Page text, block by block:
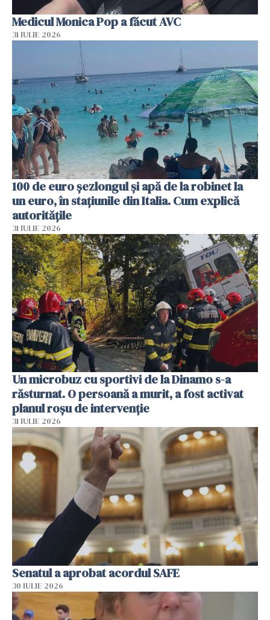
Medicul Monica Pop a făcut AVC
31 IULIE 2026
100 de euro șezlongul și apă de la robinet la
un euro, în stațiunile din Italia. Cum explică
autoritățile
31 IULIE 2026
Un microbuz cu sportivi de la Dinamo s-a
răsturnat. O persoană a murit, a fost activat
planul roșu de intervenție
31 IULIE 2026
Senatul a aprobat acordul SAFE
30 IULIE 2026